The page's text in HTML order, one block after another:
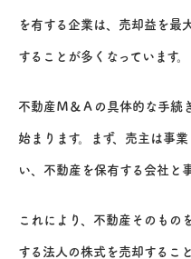
を有する企業は、売却益を最
することが多くなっています。
不動産Ｍ＆Ａの具体的な手続
始まります。まず、売主は事
い、不動産を保有する会社と
これにより、不動産そのもの
する法人の株式を売却するこ